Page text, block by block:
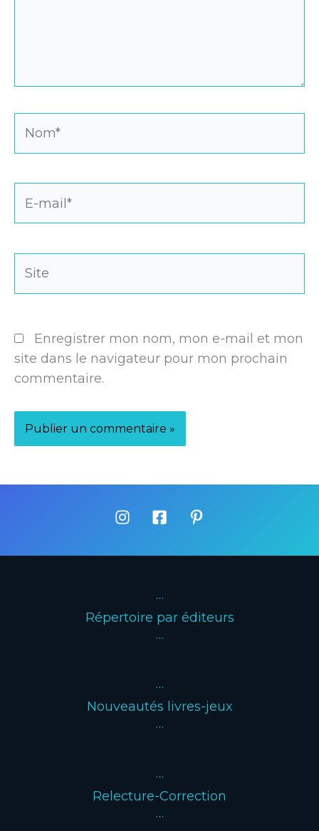
mail*
Enregistrer mon nom, mon e-mail et mon
site dans le navigateur pour mon prochain
commentaire.
···
Répertoire par éditeurs
···
···
Nouveautés livres-jeux
···
···
Relecture-Correction
···